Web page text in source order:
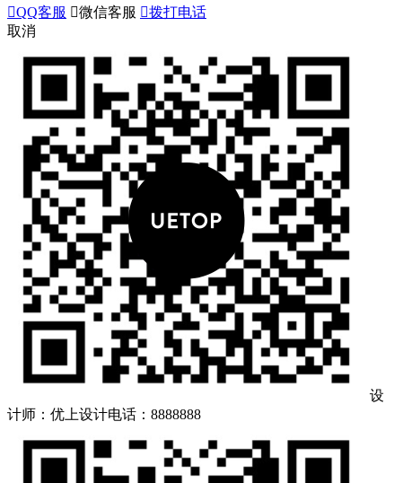
QQ客服 微信客服 拨打电话
取消
设
计师：优上设计电话：8888888